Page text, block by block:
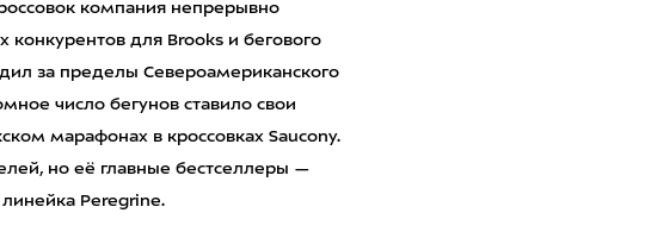
компания непрерывно
конкурентов для Brooks и бегового
за пределы Североамериканского
число бегунов ставило свои
марафонах в кроссовках Saucony.
но её главные бестселлеры —
Peregrine.